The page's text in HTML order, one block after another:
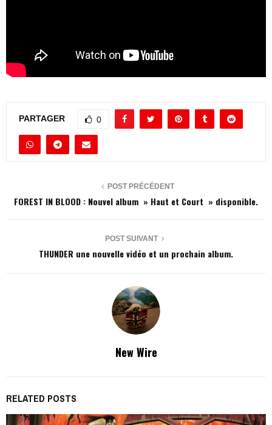
PARTAGER 0
POST PRÉCÉDENT
FOREST IN BLOOD : Nouvel album » Haut et Court » disponible.
POST SUIVANT
THUNDER une nouvelle vidéo et un prochain album.
New Wire
RELATED POSTS